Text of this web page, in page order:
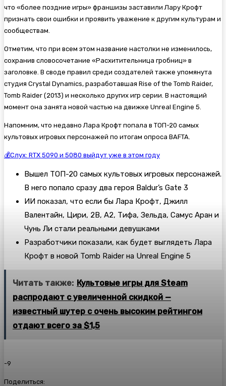
что «более поздние игры» франшизы заставили Лару Крофт
признать свои ошибки и проявить уважение к другим культурам и
сообществам.
Отметим, что при всем этом название настолки не изменилось,
сохранив словосочетание «Расхитительница гробниц» в
заголовке. В своде правил среди создателей также упомянута
студия Crystal Dynamics, разработавшая Rise of the Tomb Raider,
Tomb Raider (2013) и несколько других игр серии. В настоящий
момент она занята новой частью на движке Unreal Engine 5.
Напомним, что недавно Лара Крофт попала в ТОП-20 самых
культовых игровых персонажей по итогам опроса BAFTA.
💰Слух: RTX 5090 и 5080 выйдут уже в этом году
Вышел ТОП-20 самых культовых игровых персонажей.
В него попало сразу два героя Baldur’s Gate 3
ИИ показал, что если бы Лара Крофт, Джилл
Валентайн, Цири, 2B, A2, Тифа, Зельда, Самус Аран и
Чунь Ли стали реальными девушками
Разработчики показали, как будет выглядеть Лара
Крофт в новой Tomb Raider на Unreal Engine 5
Читать также: Культовые игры для Steam
распродают с увеличенной скидкой —
известный шутер с очень высоким рейтингом
отдают всего за $1,5
-9
Поделиться: